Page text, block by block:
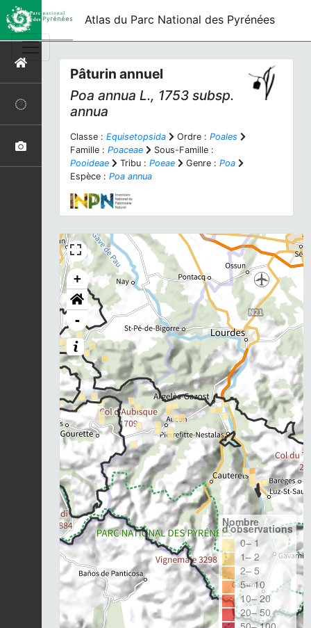
Atlas du Parc National des Pyrénées
Pâturin annuel
Poa annua L., 1753 subsp.
annua
Classe : Equisetopsida Ordre : Poales
Famille : Poaceae
Sous-Famille :
Pooideae
Tribu : Poeae Genre : Poa
Espèce : Poa annua
+
-
Nombre
d'observations
0– 1
1– 2
2– 5
5– 10
10– 20
20– 50